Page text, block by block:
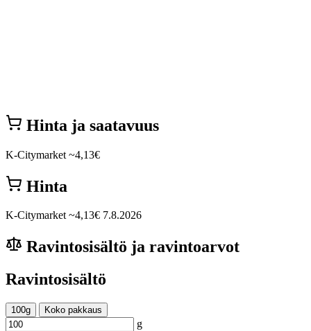
Hinta ja saatavuus
K-Citymarket ~4,13€
Hinta
K-Citymarket ~4,13€ 7.8.2026
Ravintosisältö ja ravintoarvot
Ravintosisältö
100g Koko pakkaus
g